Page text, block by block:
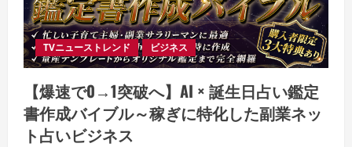
TVニューストレンド ビジネス
【爆速で0→1突破へ】AI × 誕生日占い鑑定
書作成バイブル～稼ぎに特化した副業ネッ
ト占いビジネス